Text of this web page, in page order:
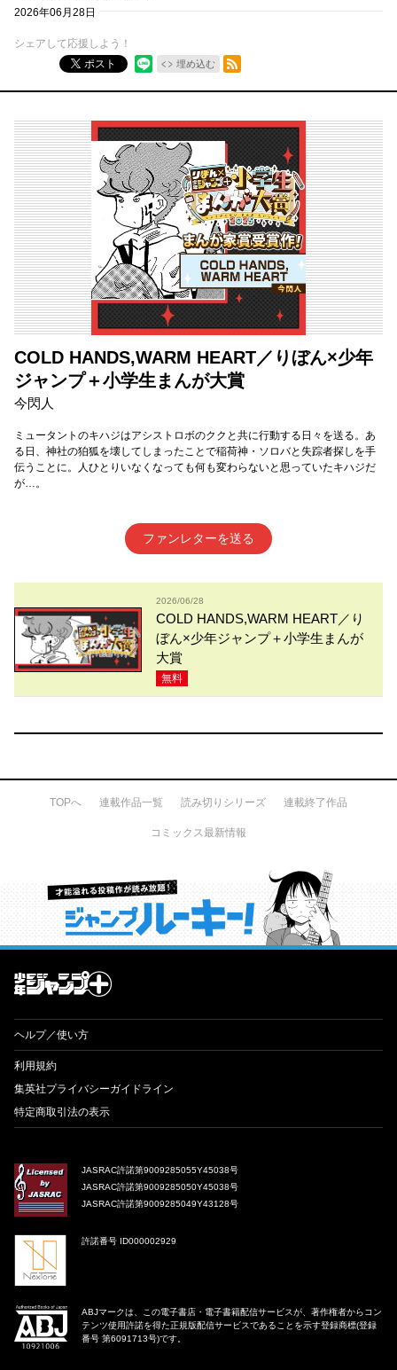
2026年06月28日
シェアして応援しよう！
ポスト
埋め込む
RSSフィード
COLD HANDS,WARM HEART／りぼん×少年
ジャンプ＋小学生まんが大賞
今閃人
ミュータントのキハジはアシストロボのククと共に行動する日々を送る。あ
る日、神社の狛狐を壊してしまったことで稲荷神・ソロバと失踪者探しを手
伝うことに。人ひとりいなくなっても何も変わらないと思っていたキハジだ
が…。
ファンレターを送る
2026/06/28
COLD HANDS,WARM HEART／り
ぼん×少年ジャンプ＋小学生まんが
大賞
無料
TOPへ 連載作品一覧 読み切りシリーズ 連載終了作品
コミックス最新情報
才能溢れる投稿作が読み放題！ ジャンプルーキー！
ヘルプ／使い方
利用規約
集英社プライバシーガイドライン
特定商取引法の表示
JASRAC許諾第9009285055Y45038号
JASRAC許諾第9009285050Y45038号
JASRAC許諾第9009285049Y43128号
許諾番号 ID000002929
ABJマークは、この電子書店・電子書籍配信サービスが、著作権者からコン
テンツ使用許諾を得た正規版配信サービスであることを示す登録商標(登録
番号 第6091713号)です。